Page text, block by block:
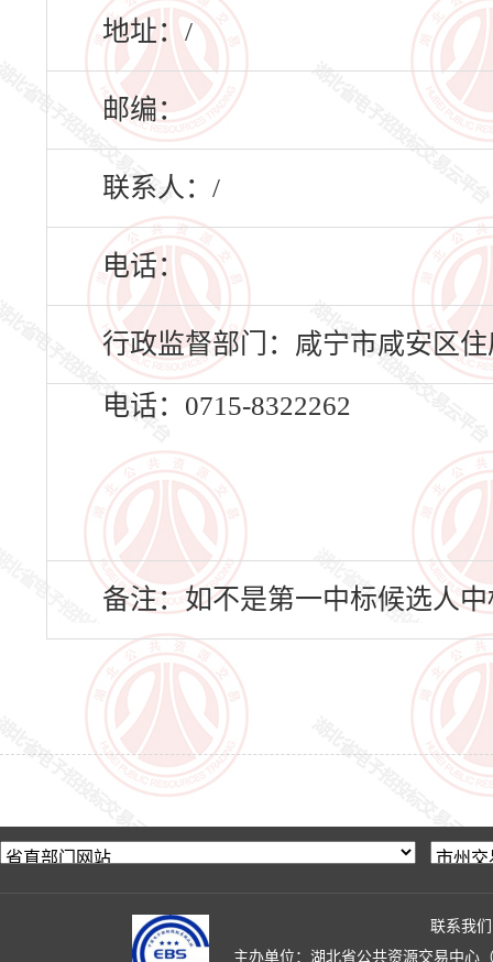
地址：/
邮编：
联系人：/
电话：
行政监督部门：咸宁市咸安区
电话：0715-8322262
备注：如不是第一中标候选人
联系我们
主办单位：湖北省公共资源交易中心